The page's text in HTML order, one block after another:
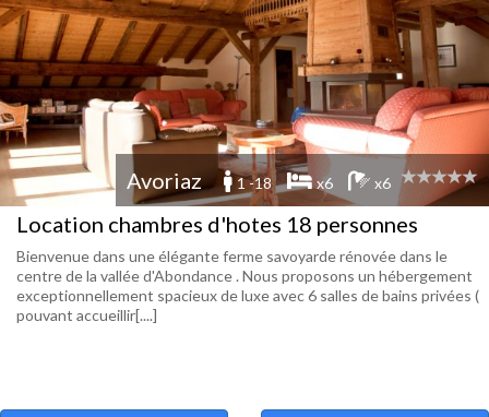
Avoriaz 1 -18 x6 x6
Location chambres d'hotes 18 personnes
Bienvenue dans une élégante ferme savoyarde rénovée dans le
centre de la vallée d'Abondance . Nous proposons un hébergement
exceptionnellement spacieux de luxe avec 6 salles de bains privées (
pouvant accueillir[....]